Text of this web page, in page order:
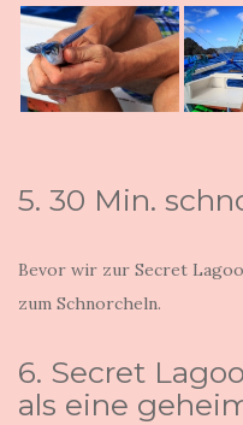
5. 30 Min.
Bevor wir zur Secret
zum Schnorcheln.
6. Secret
als eine